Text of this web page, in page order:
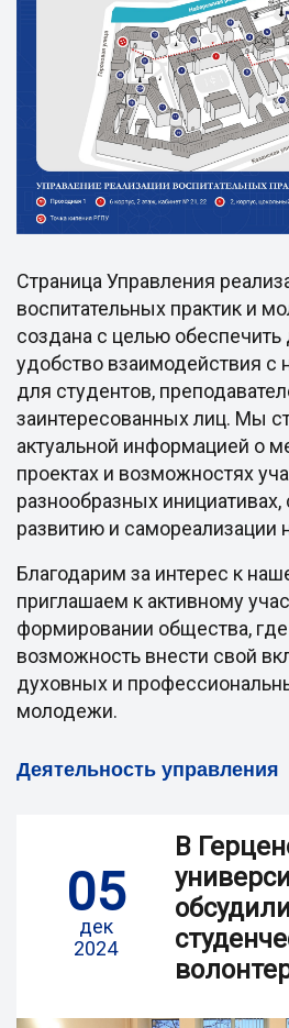
Страница Управления
воспитательных практик и
создана с целью обеспечить
удобство взаимодействия
для студентов,
заинтересованных лиц. Мы
актуальной информацией о
проектах и возможностях
разнообразных инициативах,
развитию и самореализации
Благодарим за интерес к
приглашаем к активному
формировании общества,
возможность внести свой
духовных и
молодежи.
Деятельность управления
05
дек
2024
В